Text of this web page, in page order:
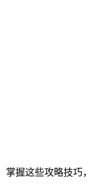
握这些攻略技